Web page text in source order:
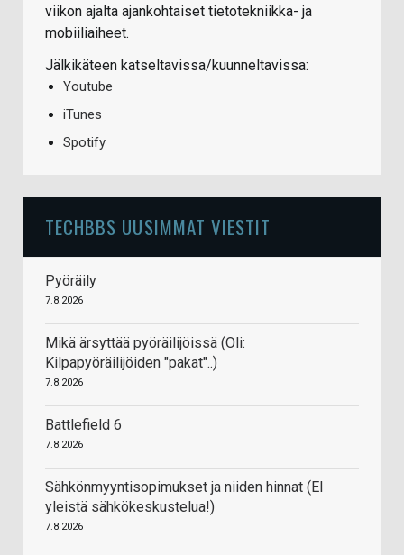
viikon ajalta ajankohtaiset tietotekniikka- ja
mobiiliaiheet.
Jälkikäteen katseltavissa/kuunneltavissa:
Youtube
iTunes
Spotify
TECHBBS UUSIMMAT VIESTIT
Pyöräily
7.8.2026
Mikä ärsyttää pyöräilijöissä (Oli:
Kilpapyöräilijöiden "pakat"..)
7.8.2026
Battlefield 6
7.8.2026
Sähkönmyyntisopimukset ja niiden hinnat (EI
yleistä sähkökeskustelua!)
7.8.2026